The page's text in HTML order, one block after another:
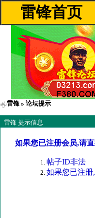
雷锋首页
雷锋 » 论坛提示
雷锋 提示信息
如果您已注册会员,请
帖子ID非法
如果您已注